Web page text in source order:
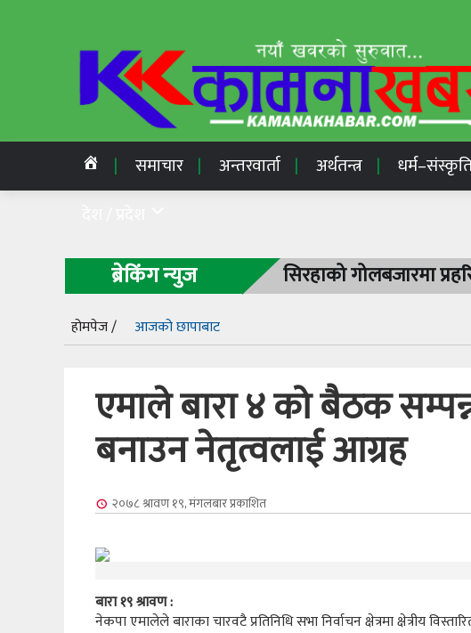
समाचार अन्तरवार्ता अर्थतन्त्र
ब्रेकिंग न्युज सिरहाको गोलबजारमा
होमपेज / आजको छापाबाट
एमाले बारा ४ को बैठक
बनाउन नेतृत्वलाई आग्रह
२०७८ श्रावण १९, मंगलबारप्रकाशित
बारा १९ श्रावण :
नेकपा एमालेले बाराका चारवटै प्रतिनिधि सभा निर्वाचन क्षेत्रमा क्षेत्रीय